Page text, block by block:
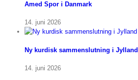
Amed Spor i Danmark
14. juni 2026
Ny kurdisk sammenslutning i Jylland
14. juni 2026